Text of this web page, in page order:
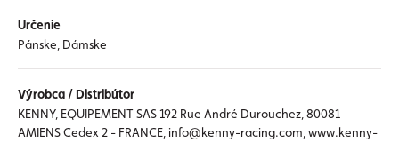
Určenie
Pánske, Dámske
Výrobca / Distribútor
KENNY, EQUIPEMENT SAS 192 Rue André Durouchez, 80081
AMIENS Cedex 2 - FRANCE, info@kenny-racing.com, www.kenny-